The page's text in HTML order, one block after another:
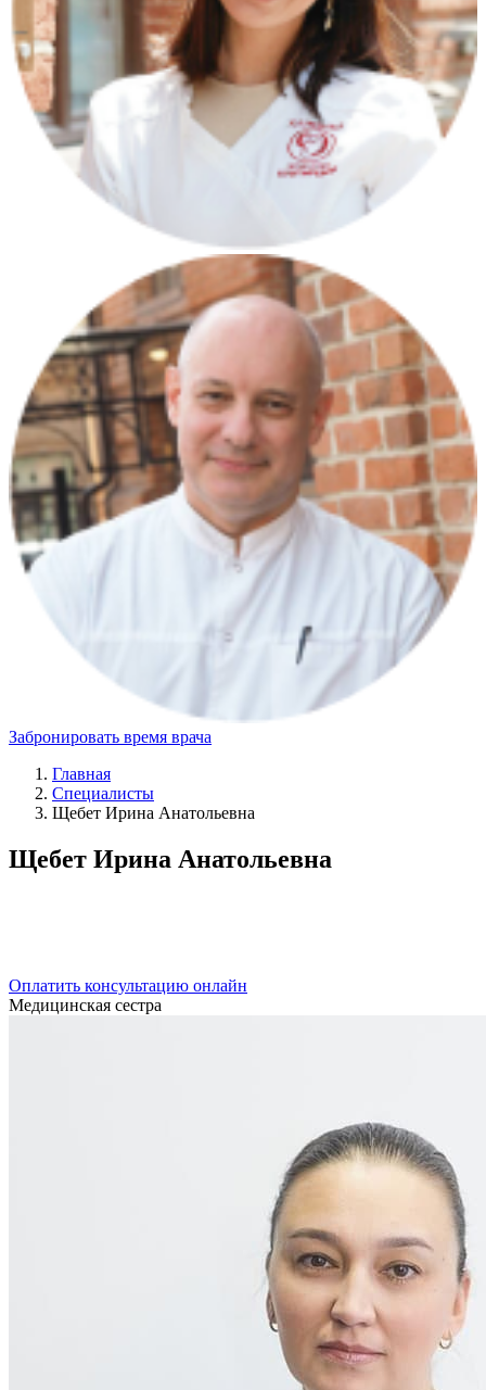
Забронировать время врача
Главная
Специалисты
Щебет Ирина Анатольевна
Щебет Ирина Анатольевна
Оплатить консультацию онлайн
Медицинская сестра